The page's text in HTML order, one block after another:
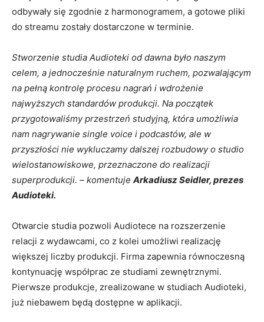
odbywały się zgodnie z harmonogramem, a gotowe pliki
do streamu zostały dostarczone w terminie.
Stworzenie studia Audioteki od dawna było naszym
celem, a jednocześnie naturalnym ruchem, pozwalającym
na pełną kontrolę procesu nagrań i wdrożenie
najwyższych standardów produkcji. Na początek
przygotowaliśmy przestrzeń studyjną, która umożliwia
nam nagrywanie single voice i podcastów, ale w
przyszłości nie wykluczamy dalszej rozbudowy o studio
wielostanowiskowe, przeznaczone do realizacji
superprodukcji. – komentuje Arkadiusz Seidler, prezes
Audioteki.
Otwarcie studia pozwoli Audiotece na rozszerzenie
relacji z wydawcami, co z kolei umożliwi realizację
większej liczby produkcji. Firma zapewnia równoczesną
kontynuację współprac ze studiami zewnętrznymi.
Pierwsze produkcje, zrealizowane w studiach Audioteki,
już niebawem będą dostępne w aplikacji.